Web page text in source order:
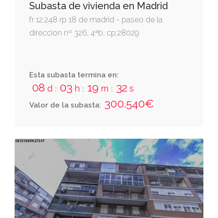
Subasta de vivienda en Madrid
fr 12.248 rp 18 de madrid - paseo de la
direccion nº 326, 4ªb, cp:28029
Esta subasta termina en:
08 d : 03 h : 19 m : 31 s
Valor de la subasta: 300.540€